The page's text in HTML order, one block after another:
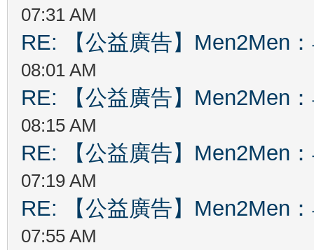
07:31 AM
RE: 【公益廣告】Men2Men
08:01 AM
RE: 【公益廣告】Men2Men
08:15 AM
RE: 【公益廣告】Men2Men
07:19 AM
RE: 【公益廣告】Men2Men
07:55 AM